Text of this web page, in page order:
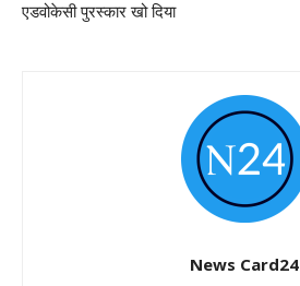
एडवोकेसी पुरस्कार खो दिया
News Card24